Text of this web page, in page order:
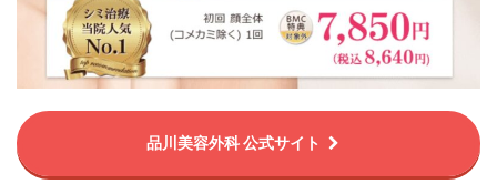
品川美容外科 公式サイト